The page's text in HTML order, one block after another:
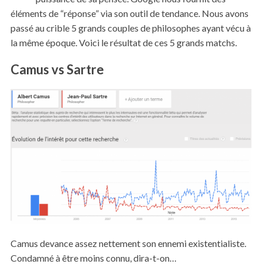
éléments de “réponse” via son outil de tendance. Nous avons
passé au crible 5 grands couples de philosophes ayant vécu à
la même époque. Voici le résultat de ces 5 grands matchs.
Camus vs Sartre
Camus devance assez nettement son ennemi existentialiste.
Condamné à être moins connu, dira-t-on…